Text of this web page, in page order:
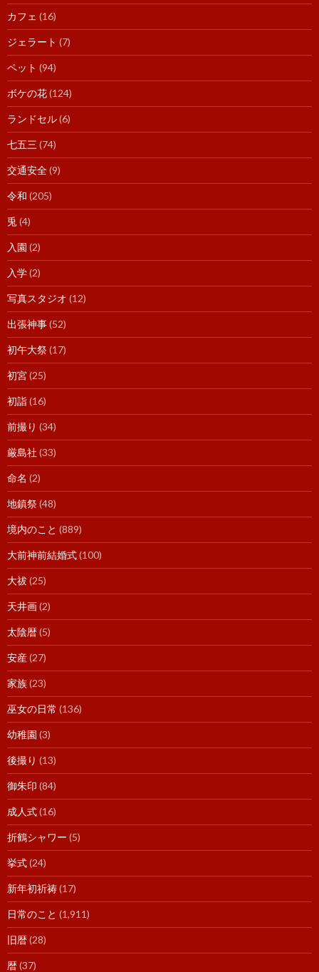
カフェ (16)
ジェラート (7)
ペット (94)
ボケの花(124)
ランドセル(6)
七五三 (74)
交通安全(9)
令和 (205)
兎 (4)
入園 (2)
入学(2)
写真スタジオ (12)
出張神事(52)
初午大祭(17)
初宮(25)
初詣(16)
前撮り (34)
厳島社 (33)
命名 (2)
地鎮祭(48)
境内のこと (889)
大前神前結婚式(100)
大祓(25)
天井画(2)
太陰暦(5)
安産(27)
家族(23)
巫女の日常 (136)
幼稚園 (3)
後撮り (13)
御朱印 (84)
成人式(16)
折鶴シャワー (5)
挙式(24)
新年初祈祷(17)
日常のこと (1,911)
旧暦(28)
暦(37)